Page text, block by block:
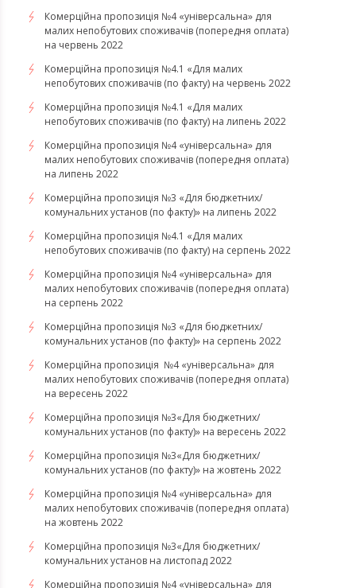
Комерційна пропозиція №4 «універсальна» для
малих непобутових споживачів (попередня оплата)
на червень 2022
Комерційна пропозиція №4.1 «Для малих
непобутових споживачів (по факту) на червень 2022
Комерційна пропозиція №4.1 «Для малих
непобутових споживачів (по факту) на липень 2022
Комерційна пропозиція №4 «універсальна» для
малих непобутових споживачів (попередня оплата)
на липень 2022
Комерційна пропозиція №3 «Для бюджетних/
комунальних установ (по факту)» на липень 2022
Комерційна пропозиція №4.1 «Для малих
непобутових споживачів (по факту) на серпень 2022
Комерційна пропозиція №4 «універсальна» для
малих непобутових споживачів (попередня оплата)
на серпень 2022
Комерційна пропозиція №3 «Для бюджетних/
комунальних установ (по факту)» на серпень 2022
Комерційна пропозиція №4 «універсальна» для
малих непобутових споживачів (попередня оплата)
на вересень 2022
Комерційна пропозиція №3«Для бюджетних/
комунальних установ (по факту)» на вересень 2022
Комерційна пропозиція №3«Для бюджетних/
комунальних установ (по факту)» на жовтень 2022
Комерційна пропозиція №4 «універсальна» для
малих непобутових споживачів (попередня оплата)
на жовтень 2022
Комерційна пропозиція №3«Для бюджетних/
комунальних установ на листопад 2022
Комерційна пропозиція №4 «універсальна» для